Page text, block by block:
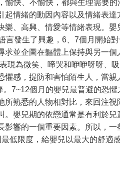
愉快、不愉快，都與生理需要
起情緒的動因內容以及情緒表
樂、高興、情愛等情緒表現。
言發生了興趣，6、7個月開始
求並企圖在軀體上保持與另一
現為微笑、啼哭和咿咿呀呀、
懼感，提防和害怕陌生人，當
7~12個月的嬰兒最普避的恐
所熟悉的人物相對比，來回注
。嬰兒期的依戀通常是有利於
影響的一個重要因素。所以，
低限度，給嬰兒以最大的舒適